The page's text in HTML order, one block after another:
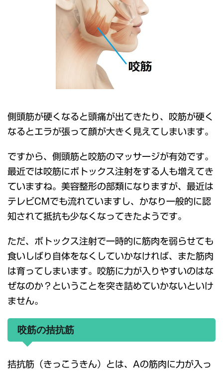
側頭筋が硬くなると頭痛が出てきたり、咬筋が硬く
なるとエラが張って顔が大きく見えてしまいます。
ですから、側頭筋と咬筋のマッサージが有効です。
最近では咬筋にボトックス注射をする人も増えてき
ていますね。美容整形の部類になりますが、最近は
テレビCMでも流れていますし、かなり一般的に認
知されて抵抗も少なくなってきたようです。
ただ、ボトックス注射で一時的に筋肉を弱らせても
食いしばり自体をなくしていかなければ、また筋肉
は育ってしまいます。咬筋に力が入りやすいのはな
ぜなのか？ということを突き詰めていかないといけ
ません。
咬筋の拮抗筋
拮抗筋（きっこうきん）とは、Aの筋肉に力が入っ